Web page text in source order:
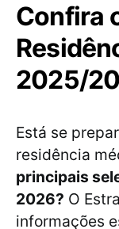
Confira
2025/
Está se
residência
principais
2026? O
informações